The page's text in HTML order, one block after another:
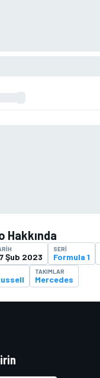
Hakkında
Şub 2023
SERI
Formula 1
TAKIMLAR
Mercedes